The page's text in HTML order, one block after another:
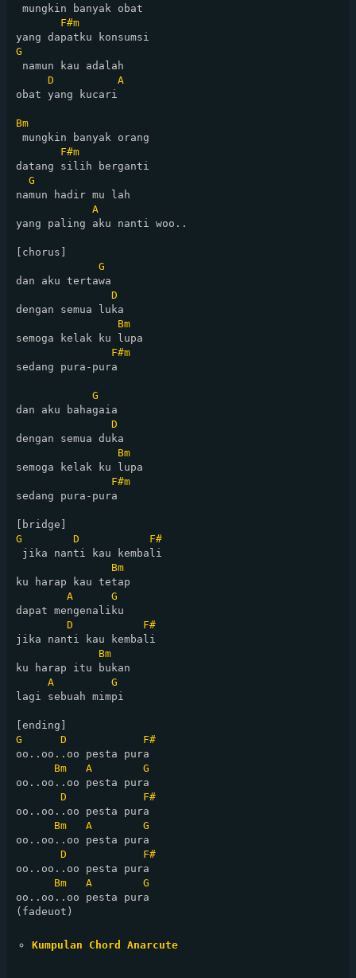
mungkin banyak obat
F#m
G
namun kau adalah
D
A
obat yang kucari
Bm
mungkin banyak orang
F#m
datang silih berganti
G
namun hadir mu lah
A
yang paling aku nanti woo..
[chorus]
G
dan aku tertawa
D
dengan semua luka
Bm
semoga kelak ku lupa
F#m
sedang pura-pura
G
dan aku bahagaia
D
dengan semua duka
Bm
semoga kelak ku lupa
F#m
sedang pura-pura
G
D
F#
jika nanti kau kembali
Bm
ku harap kau tetap
A
G
dapat mengenaliku
D
F#
jika nanti kau kembali
Bm
ku harap itu bukan
A
G
lagi sebuah mimpi
G
D
F#
oo..oo..oo pesta pura
Bm
A
G
oo..oo..oo pesta pura
D
F#
oo..oo..oo pesta pura
Bm
A
G
oo..oo..oo pesta pura
D
F#
oo..oo..oo pesta pura
Bm
A
G
oo..oo..oo pesta pura
(fadeuot)
Kumpulan Chord Anarcute